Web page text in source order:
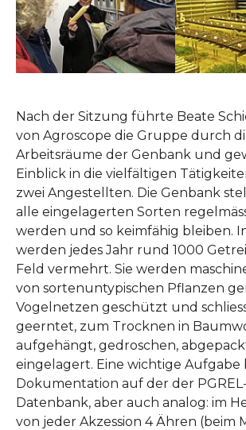
Nach der Sitzung führte Beate
von Agroscope die Gruppe durch
Arbeitsräume der Genbank und
Einblick in die vielfältigen
zwei Angestellten. Die Genbank
alle eingelagerten Sorten
werden und so keimfähig bleiben.
werden jedes Jahr rund 1000
Feld vermehrt. Sie werden
von sortenuntypischen Pflanzen
Vogelnetzen geschützt und
geerntet, zum Trocknen in
aufgehängt, gedroschen,
eingelagert. Eine wichtige Aufgabe
Dokumentation auf der der
Datenbank, aber auch analog: im
von jeder Akzession 4 Ähren (beim